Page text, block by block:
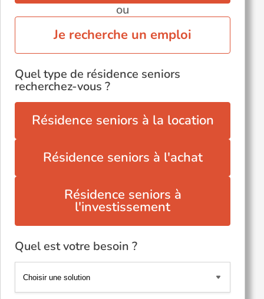
ou
Je recherche un emploi
Quel type de résidence seniors
recherchez-vous ?
Résidence seniors à la location
Résidence seniors à l'achat
Résidence seniors à
l'investissement
Quel est votre besoin ?